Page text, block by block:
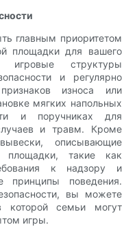
главным приоритетом
площадки для вашего
структуры
и регулярно
износа или
мягких напольных
и поручниках для
и травм. Кроме
описывающие
площадки, такие как
к надзору и
принципы поведения.
вы можете
которой семьи могут
игры.